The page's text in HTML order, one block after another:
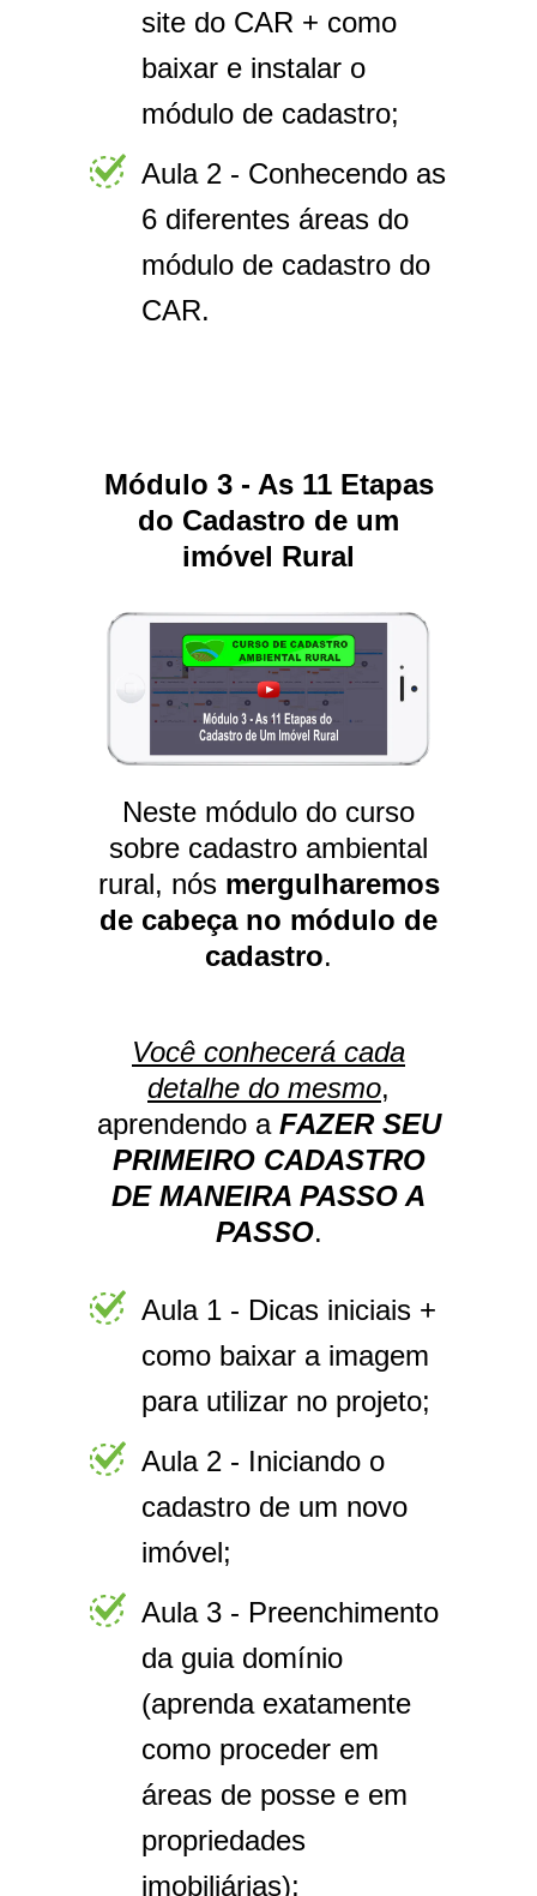
site do CAR + como
baixar e instalar o
módulo de cadastro;
Aula 2 - Conhecendo as
6 diferentes áreas do
módulo de cadastro do
CAR.
Módulo 3 - As 11 Etapas
do Cadastro de um
imóvel Rural
Neste módulo do curso
sobre cadastro ambiental
rural, nós mergulharemos
de cabeça no módulo de
cadastro.
Você conhecerá cada
detalhe do mesmo,
aprendendo a FAZER SEU
PRIMEIRO CADASTRO
DE MANEIRA PASSO A
PASSO.
Aula 1 - Dicas iniciais +
como baixar a imagem
para utilizar no projeto;
Aula 2 - Iniciando o
cadastro de um novo
imóvel;
Aula 3 - Preenchimento
da guia domínio
(aprenda exatamente
como proceder em
áreas de posse e em
propriedades
imobiliárias);